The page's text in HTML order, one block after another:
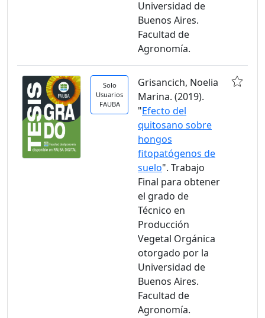
Universidad de
Buenos Aires.
Facultad de
Agronomía.
Solo
Usuarios
FAUBA
Grisancich, Noelia
Marina. (2019).
"Efecto del
quitosano sobre
hongos
fitopatógenos de
suelo". Trabajo
Final para obtener
el grado de
Técnico en
Producción
Vegetal Orgánica
otorgado por la
Universidad de
Buenos Aires.
Facultad de
Agronomía.